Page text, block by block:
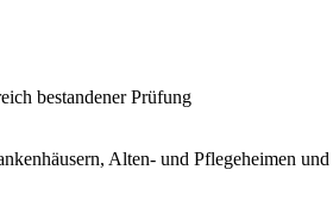
bestandener Prüfung
Alten- und Pflegeheimen und